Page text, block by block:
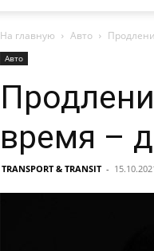
На главную Авто
Авто
время –
TRANSPORT & TRANSIT -